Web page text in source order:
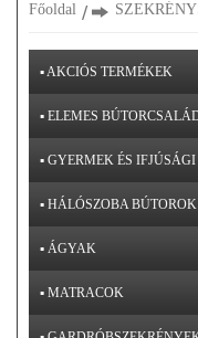
Főoldal
▪ AKCIÓS TERMÉKEK
▪ ELEMES
▪ GYERMEK ÉS
▪ HÁLÓSZOBA BÚTOROK
▪ ÁGYAK
▪ MATRACOK